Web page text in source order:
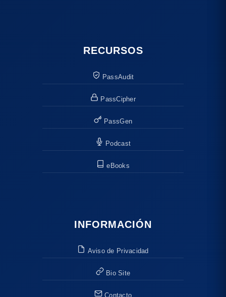
RECURSOS
PassAudit
PassCipher
PassGen
Podcast
eBooks
INFORMACIÓN
Aviso de Privacidad
Bio Site
Contacto